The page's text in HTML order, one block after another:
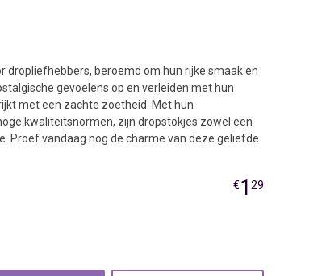
dropliefhebbers, beroemd om hun rijke smaak en
gevoelens op en verleiden met hun
met een zachte zoetheid. Met hun
kwaliteitsnormen, zijn dropstokjes zowel een
Proef vandaag nog de charme van deze geliefde
€1 29